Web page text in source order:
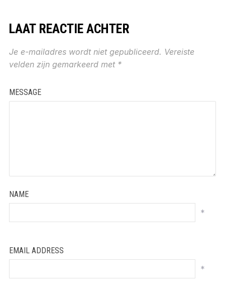
LAAT REACTIE ACHTER
Je e-mailadres wordt niet gepubliceerd. Vereiste
velden zijn gemarkeerd met *
MESSAGE
NAME
*
EMAIL ADDRESS
*